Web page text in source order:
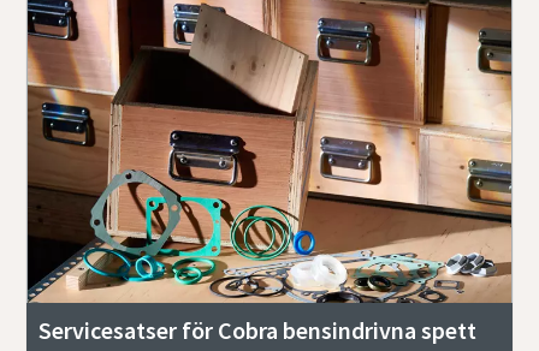
Servicesatser för Cobra bensindrivna spett